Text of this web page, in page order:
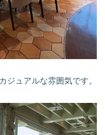
ジュアルな雰囲気です。